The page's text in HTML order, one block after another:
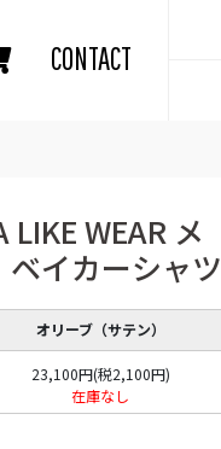
CONTACT
LIKE WEAR メ
イカーシャツ
オリーブ（サテン）
23,100円(税2,100円)
在庫なし